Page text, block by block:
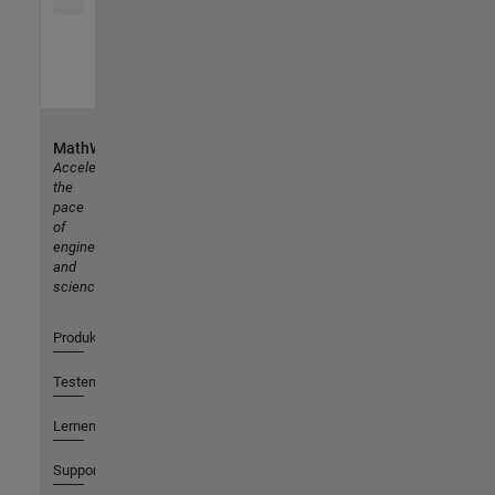
MathWorks
Accelerating
the
pace
of
engineering
and
science
Produkte
Testen oder Kaufen
Lernen
Support